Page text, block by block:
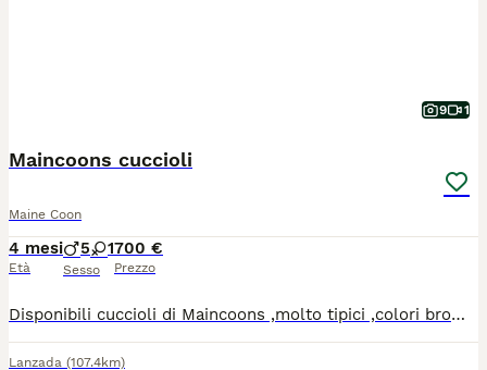
9 1
Maincoons cuccioli
Maine Coon
4 mesi
Età
5 1
Sesso
700 €
Prezzo
Disponibili cuccioli di Maincoons ,molto tipici ,colori brown tabby e smoke .Entrambi i genitori esenti da malattie ereditarie ed ecocardio regolare.I cucvioli verranno ceduti dalla fine di Giugno con pedegree,vaccinazzioni,microchip ,sverminati e pedegree da compagnia,vige obbligo sterilizzazione.
Lanzada (107.4km)